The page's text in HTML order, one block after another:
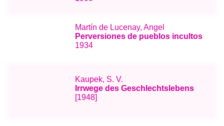
Martín de Lucenay, Angel
Perversiones de pueblos incultos
1934
Kaupek, S. V.
Irrwege des Geschlechtslebens
[1948]